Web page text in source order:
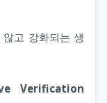
고 강화되는 생
Verification